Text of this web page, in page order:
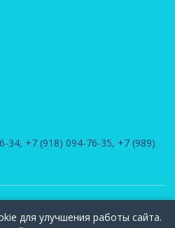
34, +7 (918) 094-76-35, +7 (989)
сайте, является интеллектуальной
для улучшения работы сайта.